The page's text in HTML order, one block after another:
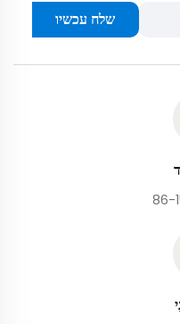
שלח עכשיו